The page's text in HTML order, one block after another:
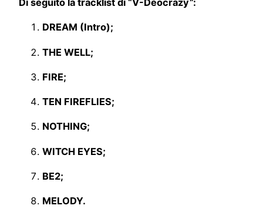
Di seguito la tracklist di “V-Deocrazy”:
DREAM (Intro);
THE WELL;
FIRE;
TEN FIREFLIES;
NOTHING;
WITCH EYES;
BE2;
MELODY.